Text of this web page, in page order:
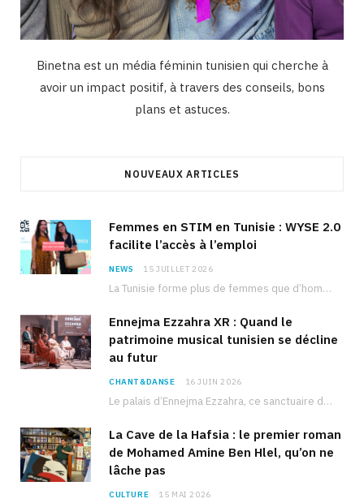
Binetna est un média féminin tunisien qui cherche à
avoir un impact positif, à travers des conseils, bons
plans et astuces.
NOUVEAUX ARTICLES
Femmes en STIM en Tunisie : WYSE 2.0
facilite l’accès à l’emploi
NEWS 15 JUILLET 2026
La Tunisie forme plus de femmes que d’hommes dans les filières scientifiques. Pourtant, pour beaucoup…
Ennejma Ezzahra XR : Quand le
patrimoine musical tunisien se décline
au futur
CHANT&DANSE 16 JUIN 2026
Le palais d’Ennejma Ezzahra, ce sanctuaire de la musique tunisienne et méditerranéenne construit par le…
La Cave de la Hafsia : le premier roman
de Mohamed Amine Ben Hlel, qu’on ne
lâche pas
CULTURE 15 MAI 2026